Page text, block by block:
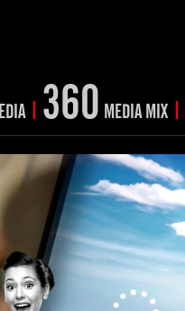
advertising
video shorts
Prints
| 360 MEDIA MIX |